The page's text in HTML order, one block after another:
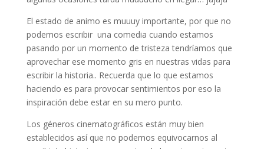
El estado de animo es muuuy importante, por que no
podemos escribir una comedia cuando estamos
pasando por un momento de tristeza tendríamos que
aprovechar ese momento gris en nuestras vidas para
escribir la historia.. Recuerda que lo que estamos
haciendo es para provocar sentimientos por eso la
inspiración debe estar en su mero punto.
Los géneros cinematográficos están muy bien
establecidos así que no podemos equivocarnos al